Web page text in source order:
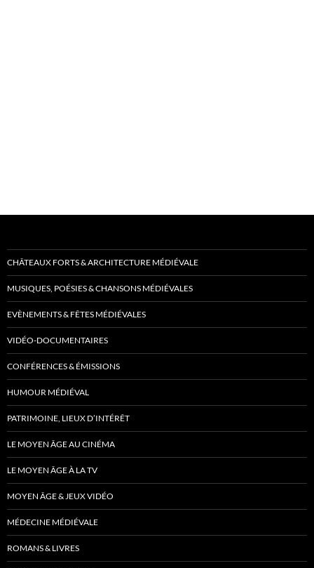
CHÂTEAUX FORTS & ARCHITECTURE MÉDIÉVALE
MUSIQUES, POÉSIES & CHANSONS MÉDIÉVALES
EVÈNEMENTS & FÊTES MÉDIÉVALES
VIDÉO-DOCUMENTAIRES
CONFÉRENCES & ÉMISSIONS
HUMOUR MÉDIÉVAL
PATRIMOINE, LIEUX D’INTÉRÊT
LE MOYEN ÂGE AU CINÉMA
LE MOYEN ÂGE À LA TV
MOYEN ÂGE & JEUX VIDÉO
MÉDECINE MÉDIÉVALE
ROMANS & LIVRES